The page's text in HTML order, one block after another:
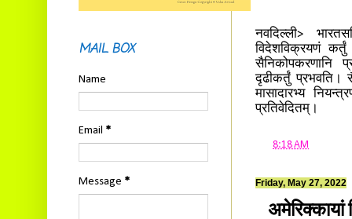
नवदिल्ली>
विदेशविक्रयणं कर्तुं
सैनिकोपकरणानि
दृढीकर्तुं प्रभवति।
मासादारभ्य
प्रतिवेदितम्।
8:18 AM
Friday, May 27, 2022
MAIL BOX
Name
Email *
Message *